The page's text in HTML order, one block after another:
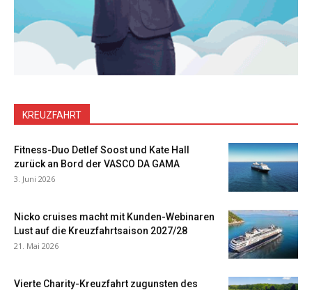
KREUZFAHRT
Fitness-Duo Detlef Soost und Kate Hall
zurück an Bord der VASCO DA GAMA
3. Juni 2026
Nicko cruises macht mit Kunden-Webinaren
Lust auf die Kreuzfahrtsaison 2027/28
21. Mai 2026
Vierte Charity-Kreuzfahrt zugunsten des